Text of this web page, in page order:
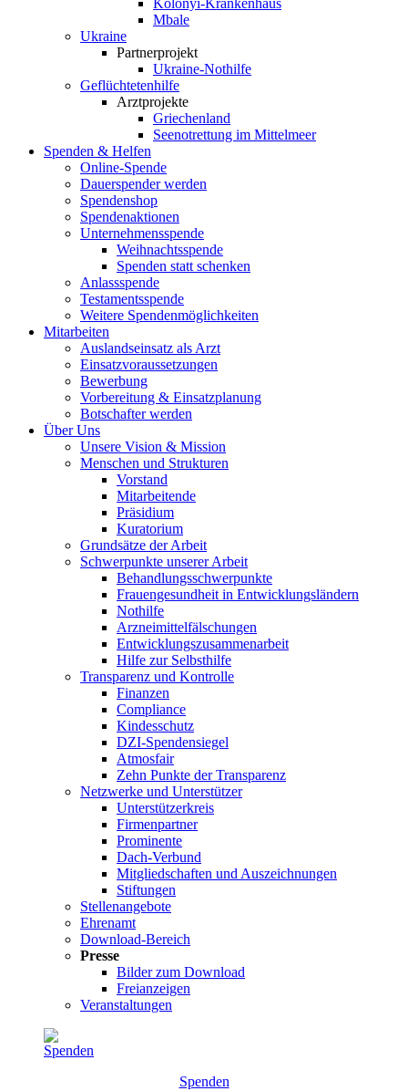
Kolonyi-Krankenhaus
Mbale
Ukraine
Partnerprojekt
Ukraine-Nothilfe
Geflüchtetenhilfe
Arztprojekte
Griechenland
Seenotrettung im Mittelmeer
Spenden & Helfen
Online-Spende
Dauerspender werden
Spendenshop
Spendenaktionen
Unternehmens­spende
Weihnachtsspende
Spenden statt schenken
Anlassspende
Testamentsspende
Weitere Spenden­möglichkeiten
Mitarbeiten
Auslandseinsatz als Arzt
Einsatzvoraussetzungen
Bewerbung
Vorbereitung & Einsatzplanung
Botschafter werden
Über Uns
Unsere Vision & Mission
Menschen und Strukturen
Vorstand
Mitarbeitende
Präsidium
Kuratorium
Grundsätze der Arbeit
Schwerpunkte unserer Arbeit
Behandlungs­schwerpunkte
Frauengesundheit in Entwicklungsländern
Nothilfe
Arzneimittel­fälschungen
Entwicklungs­zusammenarbeit
Hilfe zur Selbsthilfe
Transparenz und Kontrolle
Finanzen
Compliance
Kindesschutz
DZI-Spendensiegel
Atmosfair
Zehn Punkte der Transparenz
Netzwerke und Unterstützer
Unterstützerkreis
Firmenpartner
Prominente
Dach-Verbund
Mitgliedschaften und Auszeichnungen
Stiftungen
Stellenangebote
Ehrenamt
Download-Bereich
Presse
Bilder zum Download
Freianzeigen
Veranstaltungen
Spenden